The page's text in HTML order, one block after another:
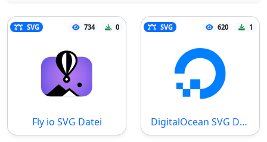
SVG 734 0
Fly io SVG Datei
SVG 620 1
DigitalOcean SVG Datei